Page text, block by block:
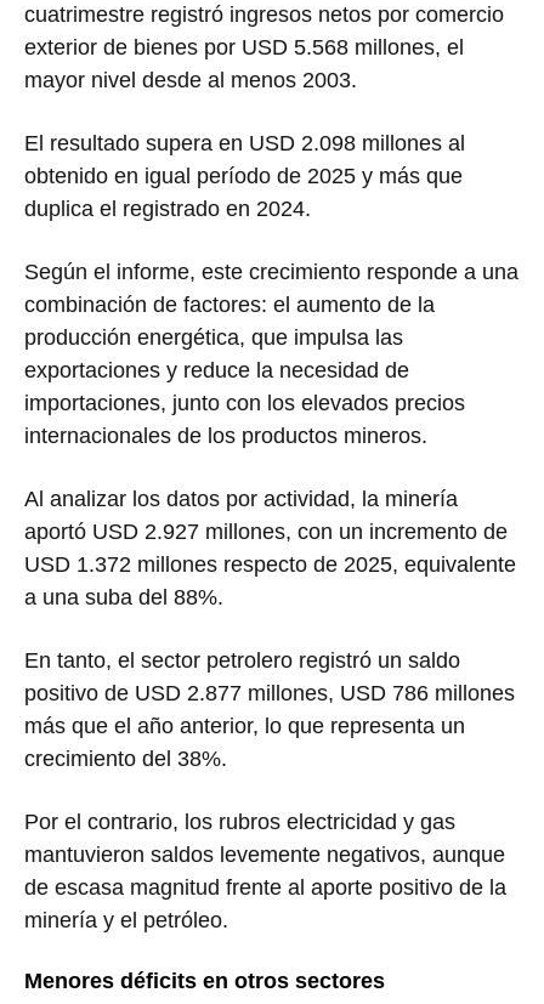
cuatrimestre registró ingresos netos por comercio
exterior de bienes por USD 5.568 millones, el
mayor nivel desde al menos 2003.
El resultado supera en USD 2.098 millones al
obtenido en igual período de 2025 y más que
duplica el registrado en 2024.
Según el informe, este crecimiento responde a una
combinación de factores: el aumento de la
producción energética, que impulsa las
exportaciones y reduce la necesidad de
importaciones, junto con los elevados precios
internacionales de los productos mineros.
Al analizar los datos por actividad, la minería
aportó USD 2.927 millones, con un incremento de
USD 1.372 millones respecto de 2025, equivalente
a una suba del 88%.
En tanto, el sector petrolero registró un saldo
positivo de USD 2.877 millones, USD 786 millones
más que el año anterior, lo que representa un
crecimiento del 38%.
Por el contrario, los rubros electricidad y gas
mantuvieron saldos levemente negativos, aunque
de escasa magnitud frente al aporte positivo de la
minería y el petróleo.
Menores déficits en otros sectores